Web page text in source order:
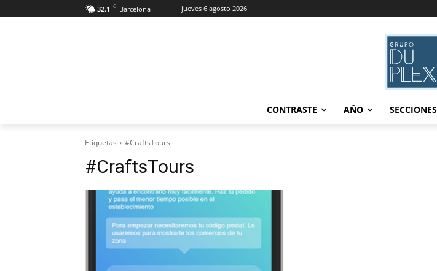
32.1 C Barcelona jueves 6 agosto 2026
CONTRASTE AÑO SECCIONES
Etiquetas #CraftsTours
#CraftsTours